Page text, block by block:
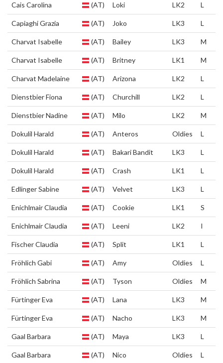
Cais Carolina (AT) Loki LK2 L
Capiaghi Grazia (AT) Joko LK3 L
Charvat Isabelle (AT) Bailey LK3 M
Charvat Isabelle (AT) Britney LK1 M
Charvat Madelaine (AT) Arizona LK2 L
Dienstbier Fiona (AT) Churchill LK2 L
Dienstbier Nadine (AT) Milo LK2 M
Dokulil Harald (AT) Anteros Oldies L
Dokulil Harald (AT) Bakari Bandit LK3 L
Dokulil Harald (AT) Crash LK1 L
Edlinger Sabine (AT) Velvet LK3 L
Enichlmair Claudia (AT) Cookie LK1 S
Enichlmair Claudia (AT) Leeni LK2 I
Fischer Claudia (AT) Split LK1 L
Fröhlich Gabi (AT) Amy Oldies L
Fröhlich Sabrina (AT) Tyson Oldies M
Fürtinger Eva (AT) Lana LK3 M
Fürtinger Eva (AT) Nacho LK3 M
Gaal Barbara (AT) Maya LK3 L
Gaal Barbara (AT) Nico Oldies L